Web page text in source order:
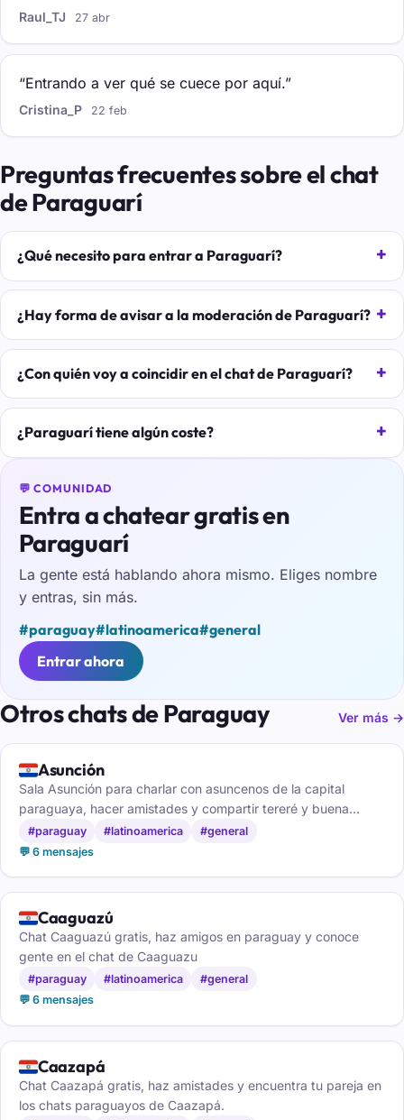
Raul_TJ 27 abr
“Entrando a ver qué se cuece por aquí.”
Cristina_P 22 feb
Preguntas frecuentes sobre el chat
de Paraguarí
¿Qué necesito para entrar a Paraguarí?
¿Hay forma de avisar a la moderación de Paraguarí?
¿Con quién voy a coincidir en el chat de Paraguarí?
¿Paraguarí tiene algún coste?
💬 COMUNIDAD
Entra a chatear gratis en
Paraguarí
La gente está hablando ahora mismo. Eliges nombre
y entras, sin más.
#paraguay#latinoamerica#general
Entrar ahora
Otros chats de Paraguay Ver más →
🇵🇾Asunción
Sala Asunción para charlar con asuncenos de la capital
paraguaya, hacer amistades y compartir tereré y buena
conversación.
#paraguay #latinoamerica
#general
💬 6 mensajes
🇵🇾Caaguazú
Chat Caaguazú gratis, haz amigos en paraguay y conoce
gente en el chat de Caaguazu
#paraguay #latinoamerica
#general
💬 6 mensajes
🇵🇾Caazapá
Chat Caazapá gratis, haz amistades y encuentra tu pareja en
los chats paraguayos de Caazapá.